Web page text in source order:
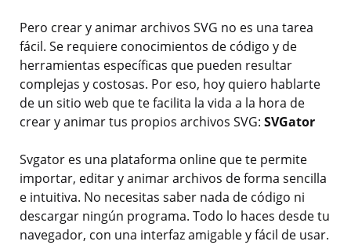
Pero crear y animar archivos SVG no es una tarea
fácil. Se requiere conocimientos de código y de
herramientas específicas que pueden resultar
complejas y costosas. Por eso, hoy quiero hablarte
de un sitio web que te facilita la vida a la hora de
crear y animar tus propios archivos SVG: SVGator
Svgator es una plataforma online que te permite
importar, editar y animar archivos de forma sencilla
e intuitiva. No necesitas saber nada de código ni
descargar ningún programa. Todo lo haces desde tu
navegador, con una interfaz amigable y fácil de usar.